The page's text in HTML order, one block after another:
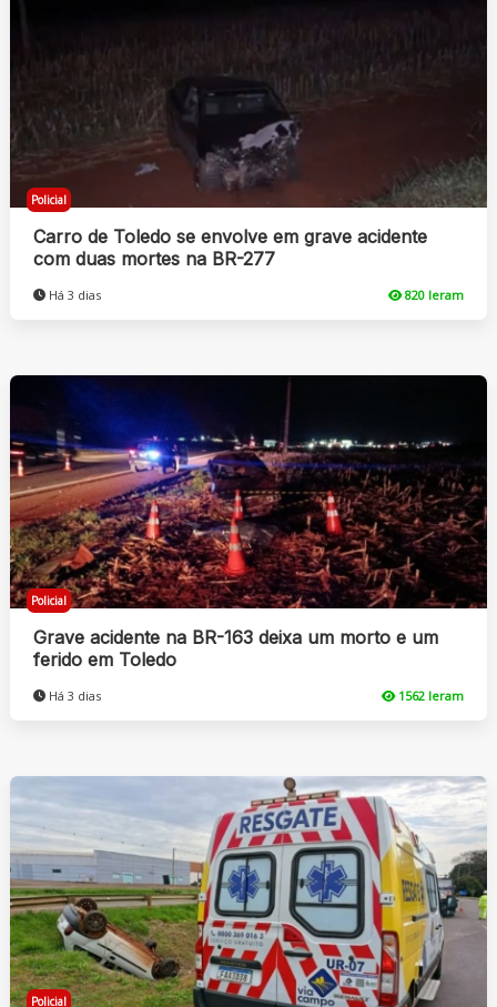
Policial
Carro de Toledo se envolve em grave acidente
com duas mortes na BR-277
Há 3 dias 820 leram
Policial
Grave acidente na BR-163 deixa um morto e um
ferido em Toledo
Há 3 dias 1562 leram
Policial